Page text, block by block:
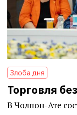
Злоба дня
Торговля
В Чолпон-Ате